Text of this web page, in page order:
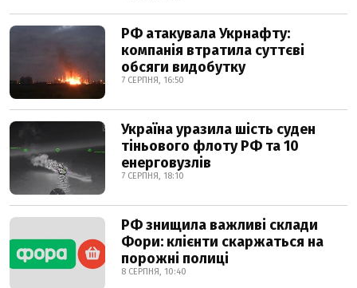
РФ атакувала Укрнафту:
компанія втратила суттєві
обсяги видобутку
7 СЕРПНЯ, 16:50
Україна уразила шість суден
тіньового флоту РФ та 10
енерговузлів
7 СЕРПНЯ, 18:10
РФ знищила важливі склади
Фори: клієнти скаржаться на
порожні полиці
8 СЕРПНЯ, 10:40